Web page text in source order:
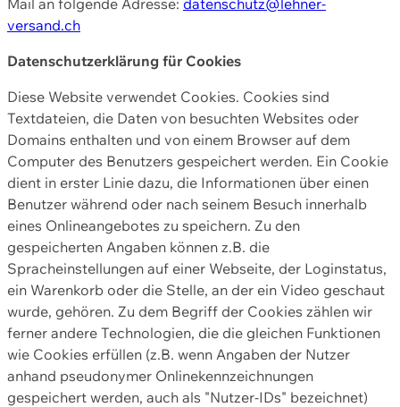
versand.ch
Datenschutzerklärung für Cookies
Diese Website verwendet Cookies. Cookies sind
Textdateien, die Daten von besuchten Websites oder
Domains enthalten und von einem Browser auf dem
Computer des Benutzers gespeichert werden. Ein Cookie
dient in erster Linie dazu, die Informationen über einen
Benutzer während oder nach seinem Besuch innerhalb
eines Onlineangebotes zu speichern. Zu den
gespeicherten Angaben können z.B. die
Spracheinstellungen auf einer Webseite, der Loginstatus,
ein Warenkorb oder die Stelle, an der ein Video geschaut
wurde, gehören. Zu dem Begriff der Cookies zählen wir
ferner andere Technologien, die die gleichen Funktionen
wie Cookies erfüllen (z.B. wenn Angaben der Nutzer
anhand pseudonymer Onlinekennzeichnungen
gespeichert werden, auch als "Nutzer-IDs" bezeichnet)